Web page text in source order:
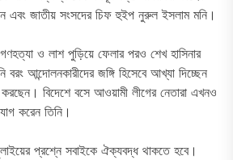
এবং জাতীয় সংসদের চিফ হুইপ নুরুল ইসলাম মনি।
গণহত্যা ও লাশ পুড়িয়ে ফেলার পরও শেখ হাসিনার
আন্দোলনকারীদের জঙ্গি হিসেবে আখ্যা দিচ্ছেন
করছেন। বিদেশে বসে আওয়ামী লীগের নেতারা এখনও
করেন তিনি।
প্রশ্নে সবাইকে ঐক্যবদ্ধ থাকতে হবে।